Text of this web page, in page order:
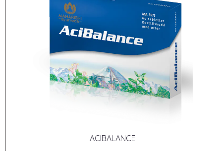
ACIBALANCE